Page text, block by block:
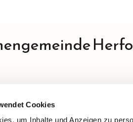
Cookies
um Inhalte und Anzeigen zu